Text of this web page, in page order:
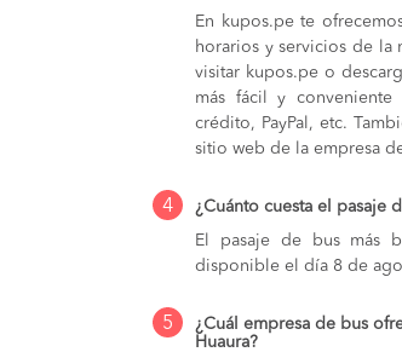
En kupos.pe te
horarios y servicios de la
visitar kupos.pe o
más fácil y
crédito, PayPal, etc.
sitio web de la empresa
4
¿Cuánto cuesta el pasaje
El pasaje de bus más
disponible el día 8 de
5
¿Cuál empresa de bus
Huaura?